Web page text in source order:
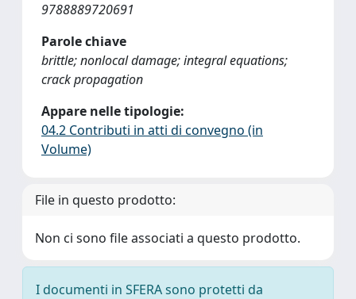
9788889720691
Parole chiave
brittle; nonlocal damage; integral equations;
crack propagation
Appare nelle tipologie:
04.2 Contributi in atti di convegno (in
Volume)
File in questo prodotto:
Non ci sono file associati a questo prodotto.
I documenti in SFERA sono protetti da